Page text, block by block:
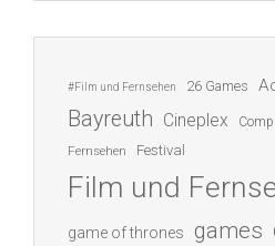
#Film und Fernsehen 26 Games
Bayreuth Cineplex
Fernsehen Festival
Film und
game of thrones games